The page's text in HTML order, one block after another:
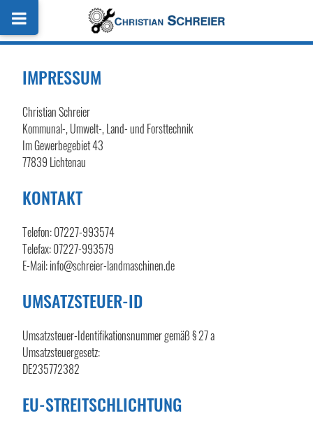
IMPRESSUM
Christian Schreier
Kommunal-, Umwelt-, Land- und Forsttechnik
Im Gewerbegebiet 43
77839 Lichtenau
KONTAKT
Telefon: 07227-993574
Telefax: 07227-993579
E-Mail: info@schreier-landmaschinen.de
UMSATZSTEUER-ID
Umsatzsteuer-Identifikationsnummer gemäß § 27 a
Umsatzsteuergesetz:
DE235772382
EU-STREITSCHLICHTUNG